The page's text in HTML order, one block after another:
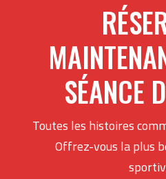
SÉANCE
Toutes les histoires
Offrez-vous la plus